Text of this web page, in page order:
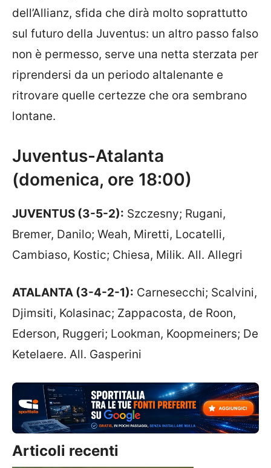
dell’Allianz, sfida che dirà molto soprattutto
sul futuro della Juventus: un altro passo falso
non è permesso, serve una netta sterzata per
riprendersi da un periodo altalenante e
ritrovare quelle certezze che ora sembrano
lontane.
Juventus-Atalanta
(domenica, ore 18:00)
JUVENTUS (3-5-2): Szczesny; Rugani,
Bremer, Danilo; Weah, Miretti, Locatelli,
Cambiaso, Kostic; Chiesa, Milik. All. Allegri
ATALANTA (3-4-2-1): Carnesecchi; Scalvini,
Djimsiti, Kolasinac; Zappacosta, de Roon,
Ederson, Ruggeri; Lookman, Koopmeiners; De
Ketelaere. All. Gasperini
Articoli recenti